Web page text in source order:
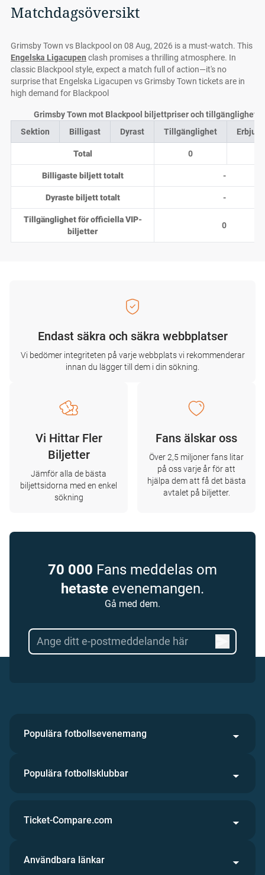
Matchdagsöversikt
Grimsby Town vs Blackpool on 08 Aug, 2026 is a must-watch. This
Engelska Ligacupen clash promises a thrilling atmosphere. In
classic Blackpool style, expect a match full of action—it's no
surprise that Engelska Ligacupen vs Grimsby Town tickets are in
high demand for Blackpool
Sektion Billigast Dyrast Tillgänglighet
Total 0
Billigaste biljett totalt -
Dyraste biljett totalt -
Tillgänglighet för officiella VIP-
biljetter
0
Grimsby Town mot Blackpool biljettpriser och tillgänglighet
Endast säkra och säkra webbplatser
Vi bedömer integriteten på varje webbplats vi rekommenderar
innan du lägger till dem i din sökning.
Vi Hittar Fler
Biljetter
Jämför alla de bästa
biljettsidorna med en enkel
sökning
Fans älskar oss
Över 2,5 miljoner fans litar
på oss varje år för att
hjälpa dem att få det bästa
avtalet på biljetter.
70 000 Fans meddelas om
hetaste evenemangen.
Gå med dem.
Populära fotbollsevenemang
Populära fotbollsklubbar
Ticket-Compare.com
Användbara länkar